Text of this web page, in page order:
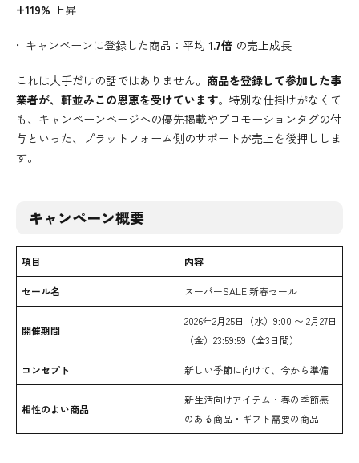
+119% 上昇
• キャンペーンに登録した商品：平均 1.7倍 の売上成長
これは大手だけの話ではありません。 商品を登録して参加した事
業者が、軒並みこの恩恵を受けています。特別な仕掛けがなくて
も、キャンペーンページへの優先掲載やプロモーションタグの付
与といった、プラットフォーム側のサポートが売上を後押ししま
す。
キャンペーン概要
項目 内容
セール名 スーパーSALE 新春セール
開催期間
2026年2月25日（水）9:00 〜 2月27日
（金）23:59:59（全3日間）
コンセプト 新しい季節に向けて、今から準備
相性のよい商品
新生活向けアイテム・春の季節感
のある商品・ギフト需要の商品